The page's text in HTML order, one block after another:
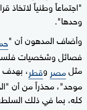
"اجتماعاً وطنياً
وحدها".
وأضاف المدهون أن "
فصائل وشخصيات
مثلمصر وقطر،
موحد"، محذراً من أن
كله، بما في ذلك